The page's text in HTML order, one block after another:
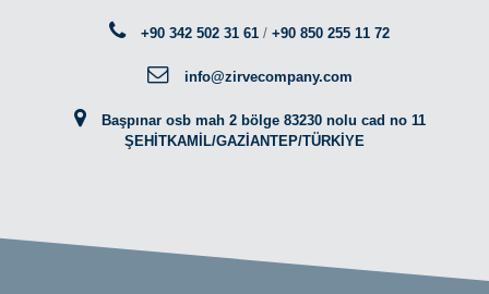
+90 342 502 31 61 /+90 850 255 11 72
info@zirvecompany.com
Başpınar osb mah 2 bölge 83230 nolu cad no 11
ŞEHİTKAMİL/GAZİANTEP/TÜRKİYE